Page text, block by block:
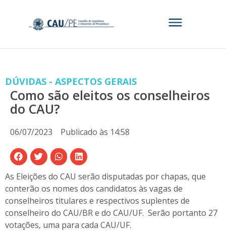
DÚVIDAS - ASPECTOS GERAIS
Como são eleitos os conselheiros
do CAU?
06/07/2023 Publicado às 14:58
As Eleições do CAU serão disputadas por chapas, que
conterão os nomes dos candidatos às vagas de
conselheiros titulares e respectivos suplentes de
conselheiro do CAU/BR e do CAU/UF. Serão portanto 27
votações, uma para cada CAU/UF.